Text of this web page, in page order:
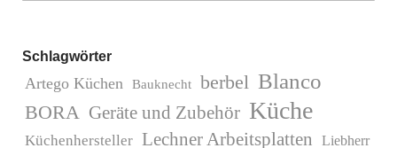
Schlagwörter
Artego Küchen Bauknecht berbel Blanco
BORA Geräte und Zubehör Küche
Küchenhersteller Lechner Arbeitsplatten Liebherr